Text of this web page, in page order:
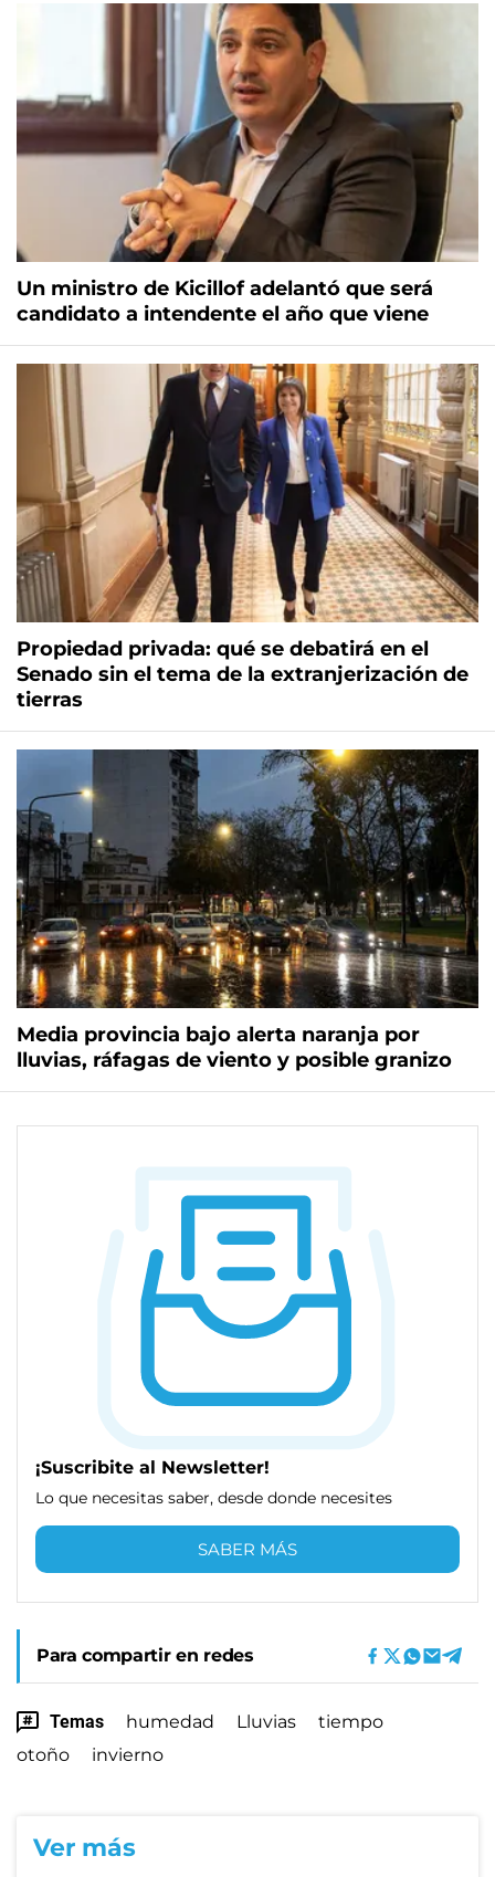
Un ministro de Kicillof adelantó que será
candidato a intendente el año que viene
Propiedad privada: qué se debatirá en el
Senado sin el tema de la extranjerización de
tierras
Media provincia bajo alerta naranja por
lluvias, ráfagas de viento y posible granizo
¡Suscribite al Newsletter!
Lo que necesitas saber, desde donde necesites
SABER MÁS
Para compartir en redes
Temas humedad Lluvias
tiempo
otoño
invierno
Ver más